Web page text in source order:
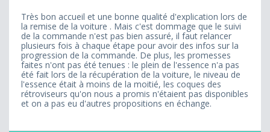
Très bon accueil et une bonne qualité d'explication lors de
la remise de la voiture . Mais c'est dommage que le suivi
de la commande n'est pas bien assuré, il faut relancer
plusieurs fois à chaque étape pour avoir des infos sur la
progression de la commande. De plus, les promesses
faites n'ont pas été tenues : le plein de l'essence n'a pas
été fait lors de la récupération de la voiture, le niveau de
l'essence était à moins de la moitié, les coques des
rétroviseurs qu'on nous a promis n'étaient pas disponibles
et on a pas eu d'autres propositions en échange.